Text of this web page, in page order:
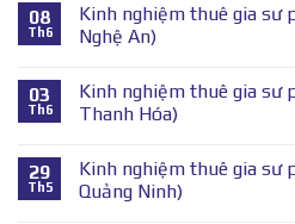
08
Th6
Kinh nghiệm thuê gia sư
Nghệ An)
03
Th6
Kinh nghiệm thuê gia sư
Thanh Hóa)
29
Th5
Kinh nghiệm thuê gia sư
Quảng Ninh)